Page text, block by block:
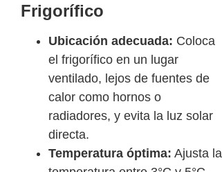
Frigorífico
Ubicación adecuada: Coloca
el frigorífico en un lugar
ventilado, lejos de fuentes de
calor como hornos o
radiadores, y evita la luz solar
directa.
Temperatura óptima: Ajusta la